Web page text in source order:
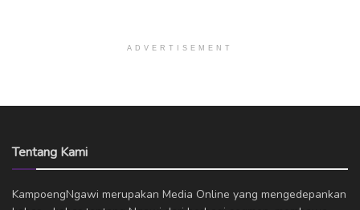
ADVERTISEMENT
Tentang Kami
KampoengNgawi merupakan Media Online yang mengedepankan